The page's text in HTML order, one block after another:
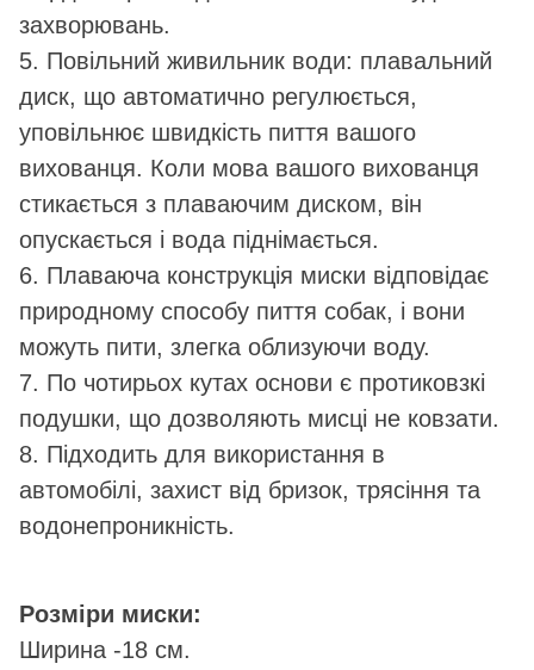
захворювань.
5. Повільний живильник води: плавальний
диск, що автоматично регулюється,
уповільнює швидкість пиття вашого
вихованця. Коли мова вашого вихованця
стикається з плаваючим диском, він
опускається і вода піднімається.
6. Плаваюча конструкція миски відповідає
природному способу пиття собак, і вони
можуть пити, злегка облизуючи воду.
7. По чотирьох кутах основи є протиковзкі
подушки, що дозволяють мисці не ковзати.
8. Підходить для використання в
автомобілі, захист від бризок, трясіння та
водонепроникність.
Розміри миски:
Ширина -18 см.